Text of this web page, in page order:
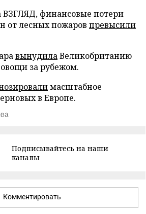
ВЗГЛЯД, финансовые потери
от лесных пожаров превысили
вынудилаВеликобританию
за рубежом.
масштабное
в Европе.
Подписывайтесь на наши
каналы
Комментировать